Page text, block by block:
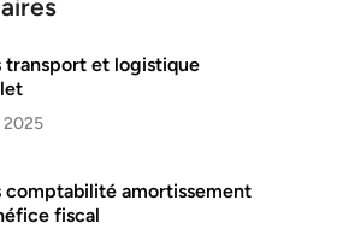
transport et logistique
2025
comptabilité amortissement
fiscal